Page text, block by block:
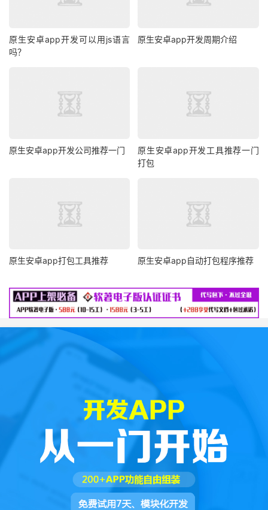
原生安卓app开发可以用js语言
吗？
原生安卓app开发周期介绍
原生安卓app开发公司推荐一门
原生安卓app开发工具推荐一门
打包
原生安卓app打包工具推荐 原生安卓app自动打包程序推荐